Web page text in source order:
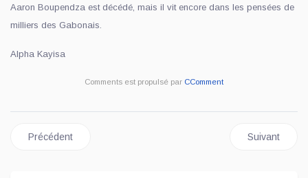
Aaron Boupendza est décédé, mais il vit encore dans les pensées de
milliers des Gabonais.
Alpha Kayisa
Comments est propulsé par CComment
Article précédent : SPORT/RDC: NOAH SADIKI ÉCRIT
Précédent Article
Suivant